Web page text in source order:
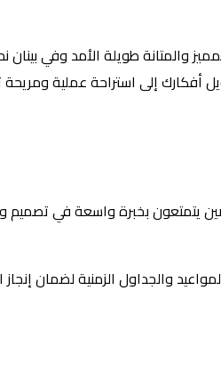
والمتانة طويلة الأمد وفي
أفكارك إلى استراحة عملية
يتمتعون بخبرة واسعة في
والجداول الزمنية لضمان